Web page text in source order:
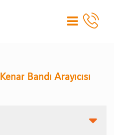
Kenar Bandı Arayıcısı